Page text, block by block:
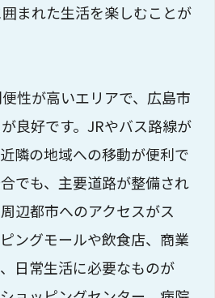
まれた生活を楽しむことが
性が高いエリアで、広島市
良好です。JRやバス路線が
隣の地域への移動が便利で
でも、主要道路が整備され
辺都市へのアクセスがス
ングモールや飲食店、商業
日常生活に必要なものが